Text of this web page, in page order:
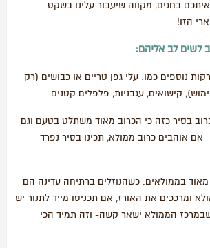
בחגים, מקווה שיעבור עלינו בשקט
הזו!
לשים לב אליהם:
נוספים כמו: עלי גפן טריים או כבושים (רק
קישואים, עגבניות, פלפלים קטנים.
בסיר כזה כי הכרוב מאוד משתלט בטעם וגם
אם אוהבים כרוב ממולא, תכינו בסיר נפרד
בממולאים. כשהנוזלים ברתיחה עדינה הם
ומרככים את האורז, אם תכניסו מייד לתנור יש
הממולא ישאר קשה- וזה תמיד הכי